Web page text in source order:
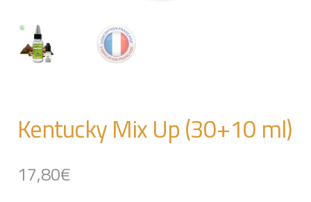
Kentucky Mix Up (30+10 ml)
17,80€